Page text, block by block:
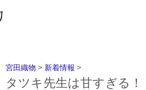
宮田織物 > 新着情報 >
タツキ先生は甘すぎる！